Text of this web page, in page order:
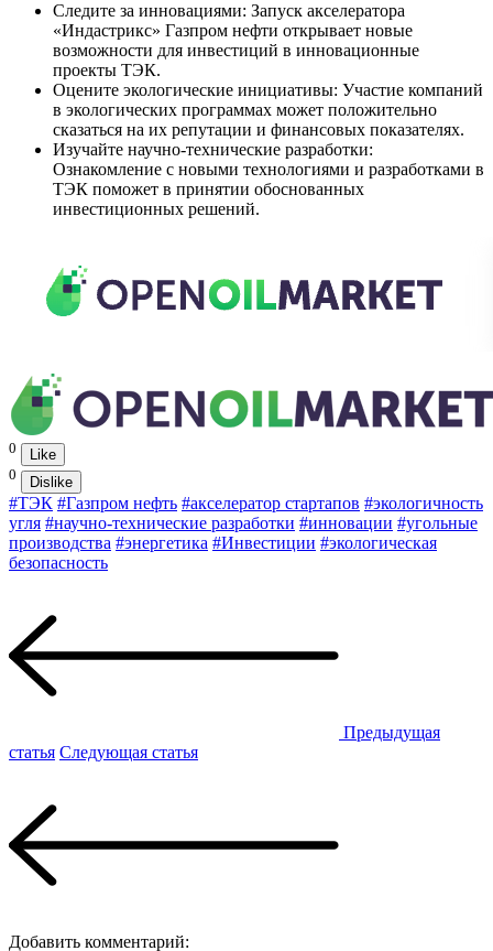
Следите за инновациями: Запуск акселератора
«Индастрикс» Газпром нефти открывает новые
возможности для инвестиций в инновационные
проекты ТЭК.
Оцените экологические инициативы: Участие компаний
в экологических программах может положительно
сказаться на их репутации и финансовых показателях.
Изучайте научно-технические разработки:
Ознакомление с новыми технологиями и разработками в
ТЭК поможет в принятии обоснованных
инвестиционных решений.
0
Like
0
Dislike
#ТЭК #Газпром нефть #акселератор стартапов #экологичность
угля #научно-технические разработки #инновации #угольные
производства #энергетика #Инвестиции #экологическая
безопасность
Предыдущая
статья Следующая статья
Добавить комментарий: